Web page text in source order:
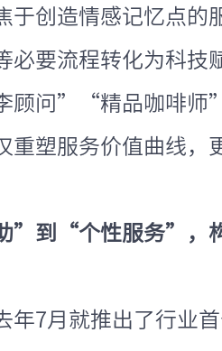
于创造情感记忆点
必要流程转化为科
顾问”“精品咖啡师
塑服务价值曲线，
”到“个性服务”，
年7月就推出了行业